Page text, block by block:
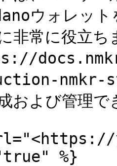
ウォレッ
非常に役立
nmkr-
および管理で
%}